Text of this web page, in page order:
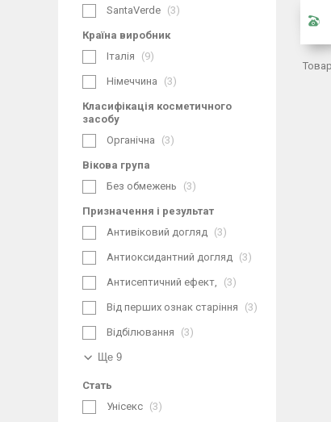
SantaVerde 3
Країна виробник
Італія
9
Німеччина 3
Класифікація косметичного
засобу
Органічна
3
Вікова група
Без обмежень
3
Призначення і результат
Антивіковий догляд
3
Антиоксидантний догляд 3
Антисептичний ефект, 3
Від перших ознак старіння 3
Відбілювання 3
Ще 9
Стать
Унісекс
3